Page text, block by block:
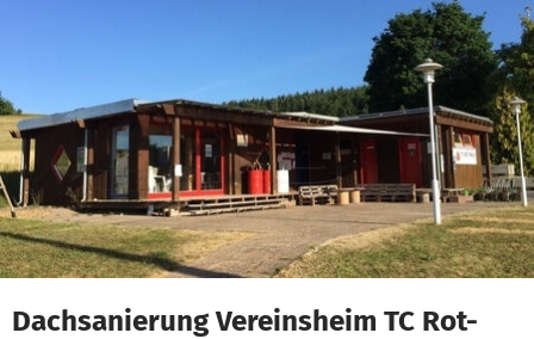
Dachsanierung Vereinsheim TC Rot-